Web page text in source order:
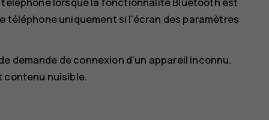
uniquement si l'écran des paramètres
demande de connexion d'un appareil inconnu.
contenu nuisible.